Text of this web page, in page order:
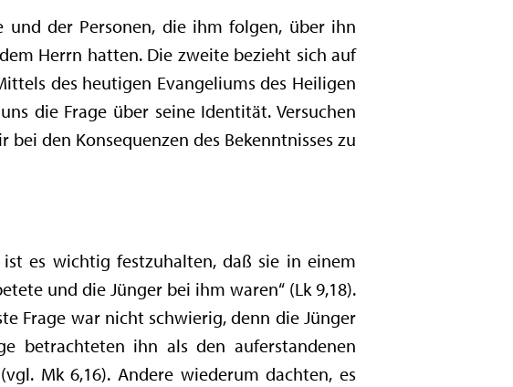
und der Personen, die ihm folgen, über ihn
Herrn hatten. Die zweite bezieht sich auf
des heutigen Evangeliums des Heiligen
die Frage über seine Identität. Versuchen
den Konsequenzen des Bekenntnisses zu
es wichtig festzuhalten, daß sie in einem
und die Jünger bei ihm waren“ (Lk 9,18).
Frage war nicht schwierig, denn die Jünger
betrachteten ihn als den auferstandenen
Mk 6,16). Andere wiederum dachten, es